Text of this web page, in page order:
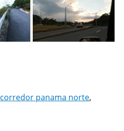
corredor panama norte,